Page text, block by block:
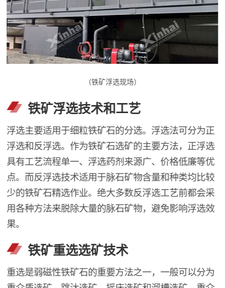
（铁矿浮选现场）
铁矿浮选技术和工艺
浮选主要适用于细粒铁矿石的分选。浮选法可分为正
浮选和反浮选。作为铁矿石选矿的主要方法，正浮选
具有工艺流程单一、浮选药剂来源广、价格低廉等优
点。而反浮选技术适用于脉石矿物含量和种类均比较
少的铁矿石精选作业。绝大多数反浮选工艺前都会采
用各种方法来脱除大量的脉石矿物，避免影响浮选效
果。
铁矿重选选矿技术
重选是弱磁性铁矿石的重要方法之一，一般可以分为